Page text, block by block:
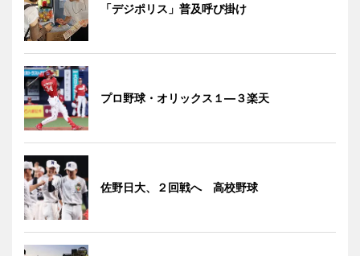
「デジポリス」普及呼び掛け
プロ野球・オリックス１―３楽天
佐野日大、２回戦へ 高校野球